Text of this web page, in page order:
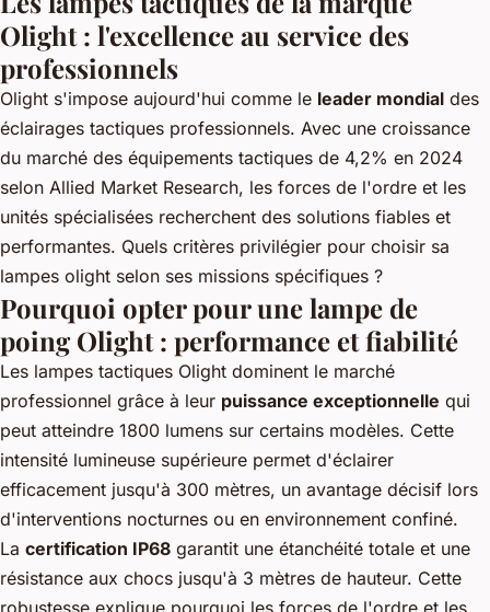
Olight : l'excellence au service des
professionnels
Olight s'impose aujourd'hui comme le leader mondial des
éclairages tactiques professionnels. Avec une croissance
du marché des équipements tactiques de 4,2% en 2024
selon Allied Market Research, les forces de l'ordre et les
unités spécialisées recherchent des solutions fiables et
performantes. Quels critères privilégier pour choisir sa
lampes olight selon ses missions spécifiques ?
Pourquoi opter pour une lampe de
poing Olight : performance et fiabilité
Les lampes tactiques Olight dominent le marché
professionnel grâce à leur puissance exceptionnelle qui
peut atteindre 1800 lumens sur certains modèles. Cette
intensité lumineuse supérieure permet d'éclairer
efficacement jusqu'à 300 mètres, un avantage décisif lors
d'interventions nocturnes ou en environnement confiné.
La certification IP68 garantit une étanchéité totale et une
résistance aux chocs jusqu'à 3 mètres de hauteur. Cette
robustesse explique pourquoi les forces de l'ordre et les